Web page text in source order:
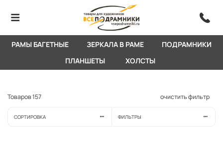
РАМЫ БАГЕТНЫЕ ЗЕРКАЛА В РАМЕ
ПОДРАМНИКИ
ПЛАНШЕТЫ
ХОЛСТЫ
Товаров157 очистить фильтр
СОРТИРОВКА ФИЛЬТРЫ